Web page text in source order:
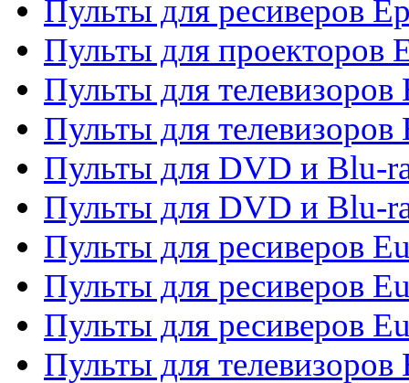
Пульты для ресиверов
Пульты для проекторов
Пульты для телевизоров
Пульты для телевизоров
Пульты для DVD и Blu-
Пульты для DVD и Blu-
Пульты для ресиверов
Пульты для ресиверов
Пульты для ресиверов
Пульты для телевизоров